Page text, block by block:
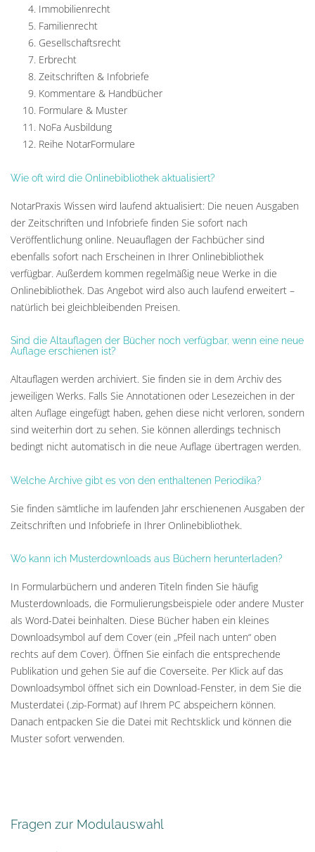
Immobilienrecht
Familienrecht
Gesellschaftsrecht
Erbrecht
Zeitschriften & Infobriefe
Kommentare & Handbücher
Formulare & Muster
NoFa Ausbildung
Reihe NotarFormulare
Wie oft wird die Onlinebibliothek aktualisiert?
NotarPraxis Wissen wird laufend aktualisiert: Die neuen Ausgaben
der Zeitschriften und Infobriefe finden Sie sofort nach
Veröffentlichung online. Neuauflagen der Fachbücher sind
ebenfalls sofort nach Erscheinen in Ihrer Onlinebibliothek
verfügbar. Außerdem kommen regelmäßig neue Werke in die
Onlinebibliothek. Das Angebot wird also auch laufend erweitert –
natürlich bei gleichbleibenden Preisen.
Sind die Altauflagen der Bücher noch verfügbar, wenn eine neue
Auflage erschienen ist?
Altauflagen werden archiviert. Sie finden sie in dem Archiv des
jeweiligen Werks. Falls Sie Annotationen oder Lesezeichen in der
alten Auflage eingefügt haben, gehen diese nicht verloren, sondern
sind weiterhin dort zu sehen. Sie können allerdings technisch
bedingt nicht automatisch in die neue Auflage übertragen werden.
Welche Archive gibt es von den enthaltenen Periodika?
Sie finden sämtliche im laufenden Jahr erschienenen Ausgaben der
Zeitschriften und Infobriefe in Ihrer Onlinebibliothek.
Wo kann ich Musterdownloads aus Büchern herunterladen?
In Formularbüchern und anderen Titeln finden Sie häufig
Musterdownloads, die Formulierungsbeispiele oder andere Muster
als Word-Datei beinhalten. Diese Bücher haben ein kleines
Downloadsymbol auf dem Cover (ein „Pfeil nach unten“ oben
rechts auf dem Cover). Öffnen Sie einfach die entsprechende
Publikation und gehen Sie auf die Coverseite. Per Klick auf das
Downloadsymbol öffnet sich ein Download-Fenster, in dem Sie die
Musterdatei (.zip-Format) auf Ihrem PC abspeichern können.
Danach entpacken Sie die Datei mit Rechtsklick und können die
Muster sofort verwenden.
Fragen zur Modulauswahl